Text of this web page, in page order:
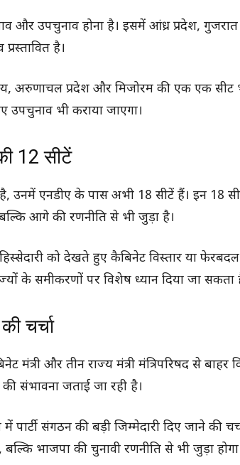
और उपचुनाव होना है। इसमें आंध्र प्रदेश,
है।
प्रदेश और मिजोरम की एक एक सीट भी
भी कराया जाएगा।
12 सीटें
उनमें एनडीए के पास अभी 18 सीटें हैं। इन 18
आगे की रणनीति से भी जुड़ा है।
को देखते हुए कैबिनेट विस्तार या फेरबदल
के समीकरणों पर विशेष ध्यान दिया जा सकता
चर्चा
मंत्री और तीन राज्य मंत्री मंत्रिपरिषद से
संभावना जताई जा रही है।
में पार्टी संगठन की बड़ी जिम्मेदारी दिए जाने
भाजपा की चुनावी रणनीति से भी जुड़ा